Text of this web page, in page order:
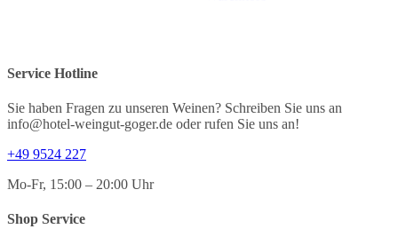
Service Hotline
Sie haben Fragen zu unseren Weinen? Schreiben Sie uns an
info@hotel-weingut-goger.de oder rufen Sie uns an!
+49 9524 227
Mo-Fr, 15:00 – 20:00 Uhr
Shop Service